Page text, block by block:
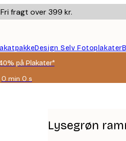
Fri fragt over 399 kr.
Design Selv Fotoplakater
på Plakater*
0 min 0 s
Gyldig
Lysegrøn